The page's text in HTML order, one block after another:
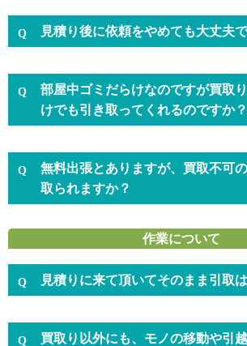
見積り後に依頼をやめても大丈夫
部屋中ゴミだらけなのですが買取
けでも引き取ってくれるのですか？
無料出張とありますが、買取不可
取られますか？
作業について
見積りに来て頂いてそのまま引取
買取り以外にも、モノの移動や引